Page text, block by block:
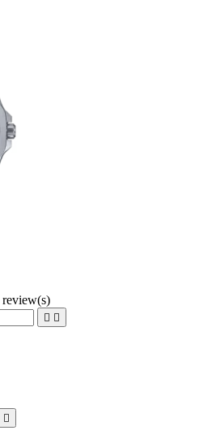
review(s)
 
